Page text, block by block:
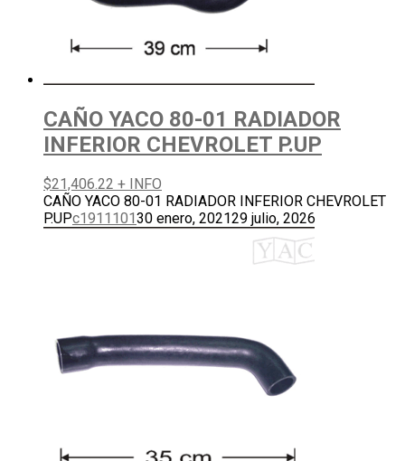
CAÑO YACO 80-01 RADIADOR
INFERIOR CHEVROLET P.UP
$21,406.22 + INFO
CAÑO YACO 80-01 RADIADOR INFERIOR CHEVROLET
P.UPc1911101 30 enero, 202129 julio, 2026